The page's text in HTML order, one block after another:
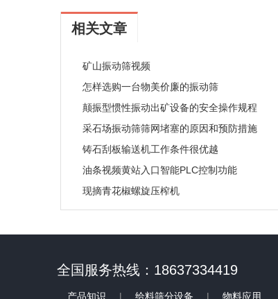
相关文章
矿山振动筛视频
怎样选购一台物美价廉的振动筛
颠振型惯性振动出矿设备的安全操作规程
采石场振动筛筛网堵塞的原因和预防措施
铸石刮板输送机工作条件很优越
油条视频黄站入口智能PLC控制功能
现摘青花椒螺旋压榨机
全国服务热线：18637334419
产品知识 | 给料筛分设备 | 物料应用